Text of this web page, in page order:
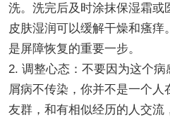
洗。洗完后及时涂抹保湿霜或
皮肤湿润可以缓解干燥和瘙痒
是屏障恢复的重要一步。
2. 调整心态：不要因为这个
屑病不传染，你并不是一个人
友群，和有相似经历的人交流